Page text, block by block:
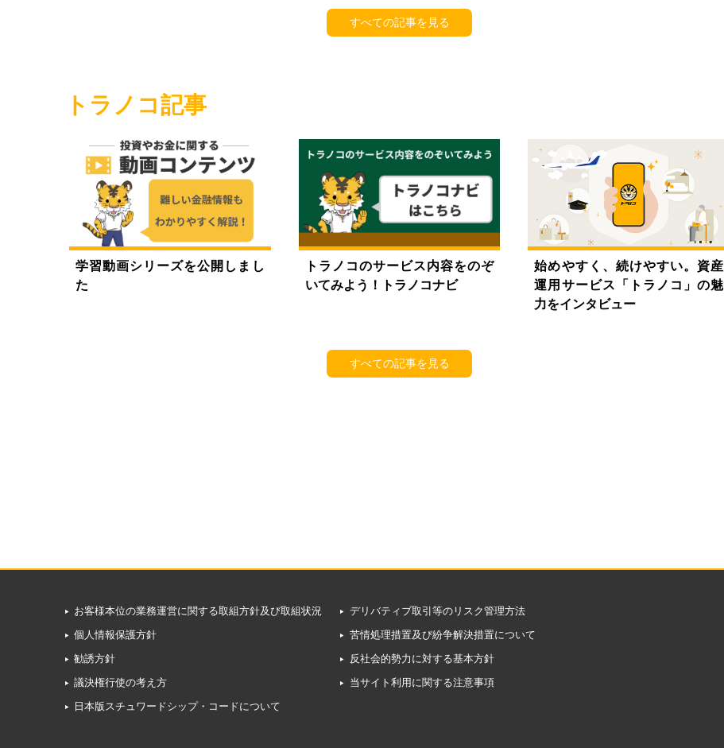
すべての記事を見る
トラノコ記事
学習動画シリーズを公開しまし
た
トラノコのサービス内容をのぞ
いてみよう！トラノコナビ
始めやすく、続けやすい。資産
運用サービス「トラノコ」の魅
力をインタビュー
すべての記事を見る
お客様本位の業務運営に関する取組方針及び取組状況
個人情報保護方針
勧誘方針
議決権行使の考え方
日本版スチュワードシップ・コードについて
デリバティブ取引等のリスク管理方法
苦情処理措置及び紛争解決措置について
反社会的勢力に対する基本方針
当サイト利用に関する注意事項